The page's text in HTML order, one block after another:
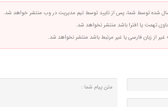
شده توسط شما، پس از تایید توسط تیم مدیریت در وب منتشر خواهد شد.
تهمت یا افترا باشد منتشر نخواهد شد.
غیر از زبان فارسی یا غیر مرتبط باشد منتشر نخواهد شد.